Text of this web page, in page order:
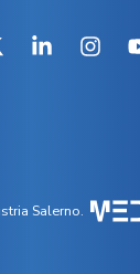
Salerno.